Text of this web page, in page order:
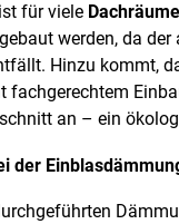
für viele Dachräume
werden, da
Hinzu kommt,
fachgerechtem
an – ein
der